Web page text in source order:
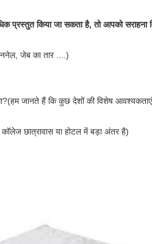
प्रस्तुत किया जा सकता है, तो आपको सराहना
जेब का तार ....)
जानते हैं कि कुछ देशों की विशेष
छात्रावास या होटल में बड़ा अंतर है)